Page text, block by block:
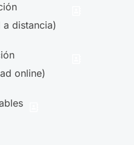
distancia)
online)